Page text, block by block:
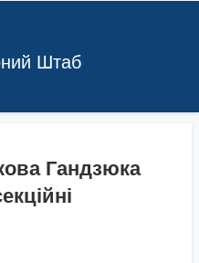
Штаб
Гандзюка